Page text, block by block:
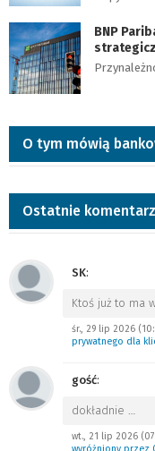
BNP
O tym mówią
Ostatnie
SK:
Ktoś już to ma
śr., 29 lip 2026
prywatnego dla
gość:
dokładnie …
wt., 21 lip 2026